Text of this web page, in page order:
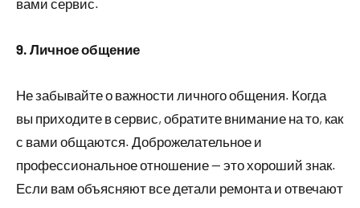
вами сервис.
9. Личное общение
Не забывайте о важности личного общения. Когда
вы приходите в сервис, обратите внимание на то, как
с вами общаются. Доброжелательное и
профессиональное отношение — это хороший знак.
Если вам объясняют все детали ремонта и отвечают